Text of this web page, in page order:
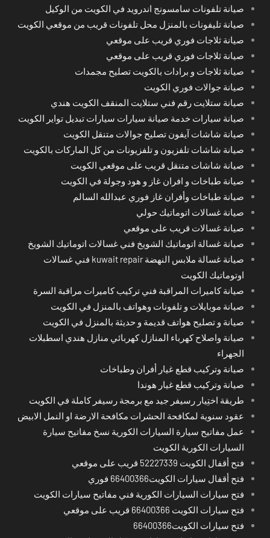
صيانة تلفونات سامسونج اندرويد في الكويت من الوكيل
صيانة تليفونات بالمنزل محل تلفونات قريب من موقعي الكويت
صيانة ثلاجات فوري قريب على موقعي
صيانة ثلاجات فوري قريب على موقعي
صيانة ثلاجات و برادات بالكويت تصليح مجمدات
صيانة جوالات فوري الكويت
صيانة ستلايت رقم فني ستلايت المنقف الكويت هندي
صيانة سيارات خدمة صيانة سيارات سيارات تبديل تواير الكويت
صيانة شاشات آيفون تصليح جوالات متنقل الكويت
صيانة شاشات تلفزيون و تلفزيونات من كل الماركات بالكويت
صيانة شاشات متنقل قريب على موقعي الكويت
صيانة طباخات و افران غاز و هود وجولة في الكويت
صيانة طباخات وأفران غاز فوري عبدالله السالم
صيانة غسالات اتوماتيك حولي
صيانة غسالات قريب على موقعي
صيانة غسالة اتوماتيك الشويخ فني غسالات اتوماتيك الشويخ
صيانة غسالة ملابس النهضة kuwait repair فني غسالات
اوتوماتيك الكويت
صيانة كاميرات المراقبة فني تركيب كاميرات مراقبة السرة
صيانة موبايلات و تلفونات وهواتف بالمنزل في الكويت
صيانة و تصليح هواتف قديمة و حديثة بالمنزل في الكويت
صيانة واصلاح كهرباء المنازل كهربائي منازل هندي اسطبلات
الجهراء
صيانة وتركيب قطع غيار أفران وطباخات
صيانة وتركيب قطع غيار هوندا
طريقة اختِيار رسيفر جيد مع برمجة رسيفر كاملة في الكويت
عقود سنوية لمكافحة الحشرات مكافحة الارضة او النمل الابيض
عمل مفاتيح سيارة السيارات الكورية نسخ مفاتيح سيارة
السيارات الكورية الكويت
فتح أقفال الكويت 52227339 قريب على موقعي
فتح أقفال سيارات الكويت66400366 فوري
فتح سيارات السيارات الكورية فني مفاتيح سيارات الكويت
فتح سيارات الكويت 66400366 قريب على موقعي
فتح سيارات الكويت66400366